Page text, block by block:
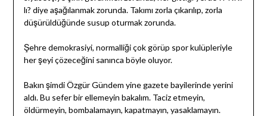
lı? diye aşağılanmak zorunda. Takımı zorla çıkarılıp, zorla
düşürüldüğünde susup oturmak zorunda.
Şehre demokrasiyi, normalliği çok görüp spor kulüpleriyle
her şeyi çözeceğini sanınca böyle oluyor.
Bakın şimdi Özgür Gündem yine gazete bayilerinde yerini
aldı. Bu sefer bir ellemeyin bakalım. Taciz etmeyin,
öldürmeyin, bombalamayın, kapatmayın, yasaklamayın.